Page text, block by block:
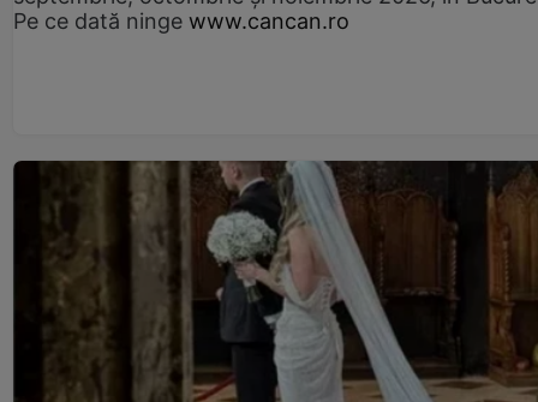
Pe ce dată ninge www.cancan.ro